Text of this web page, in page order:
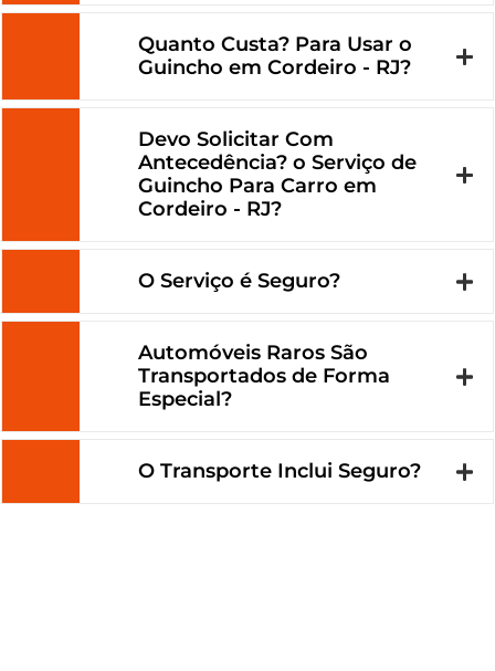
Quanto Custa? Para Usar o
Guincho em Cordeiro - RJ?
Devo Solicitar Com
Antecedência? o Serviço de
Guincho Para Carro em
Cordeiro - RJ?
O Serviço é Seguro?
Automóveis Raros São
Transportados de Forma
Especial?
O Transporte Inclui Seguro?